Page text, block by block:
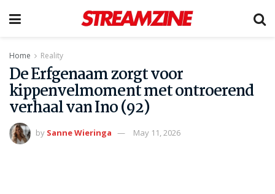
Home Reality
De Erfgenaam zorgt voor
kippenvelmoment met ontroerend
verhaal van Ino (92)
by Sanne Wieringa May 11, 2026